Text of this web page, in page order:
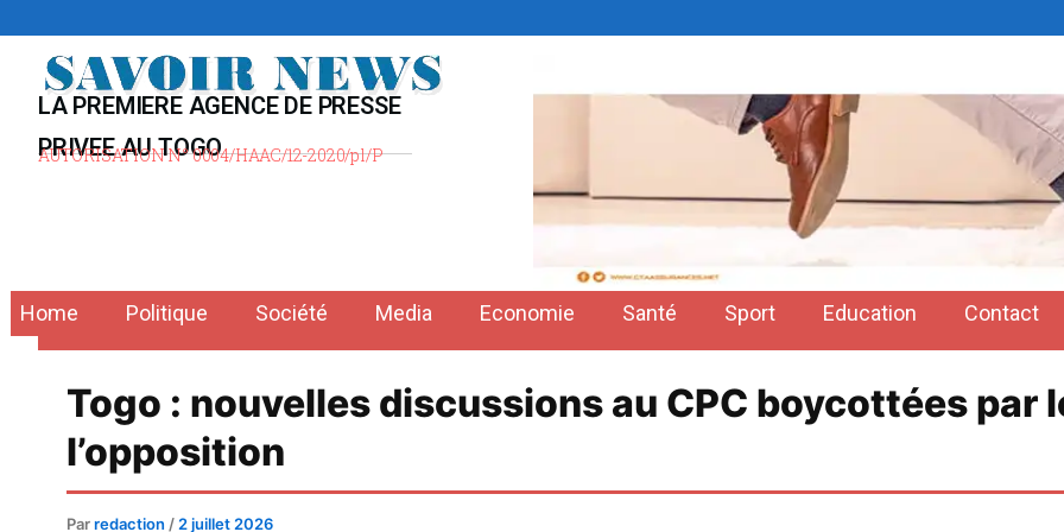
contenu
LA PREMIERE AGENCE DE PRESSE
PRIVEE AU TOGO
AUTORISATION N° 0004/HAAC/12-2020/pl/P
Home Politique Société Media Economie Santé Sport Education Contact
Togo : nouvelles discussions au CPC boycottées par
l’opposition
Parredaction / 2 juillet 2026